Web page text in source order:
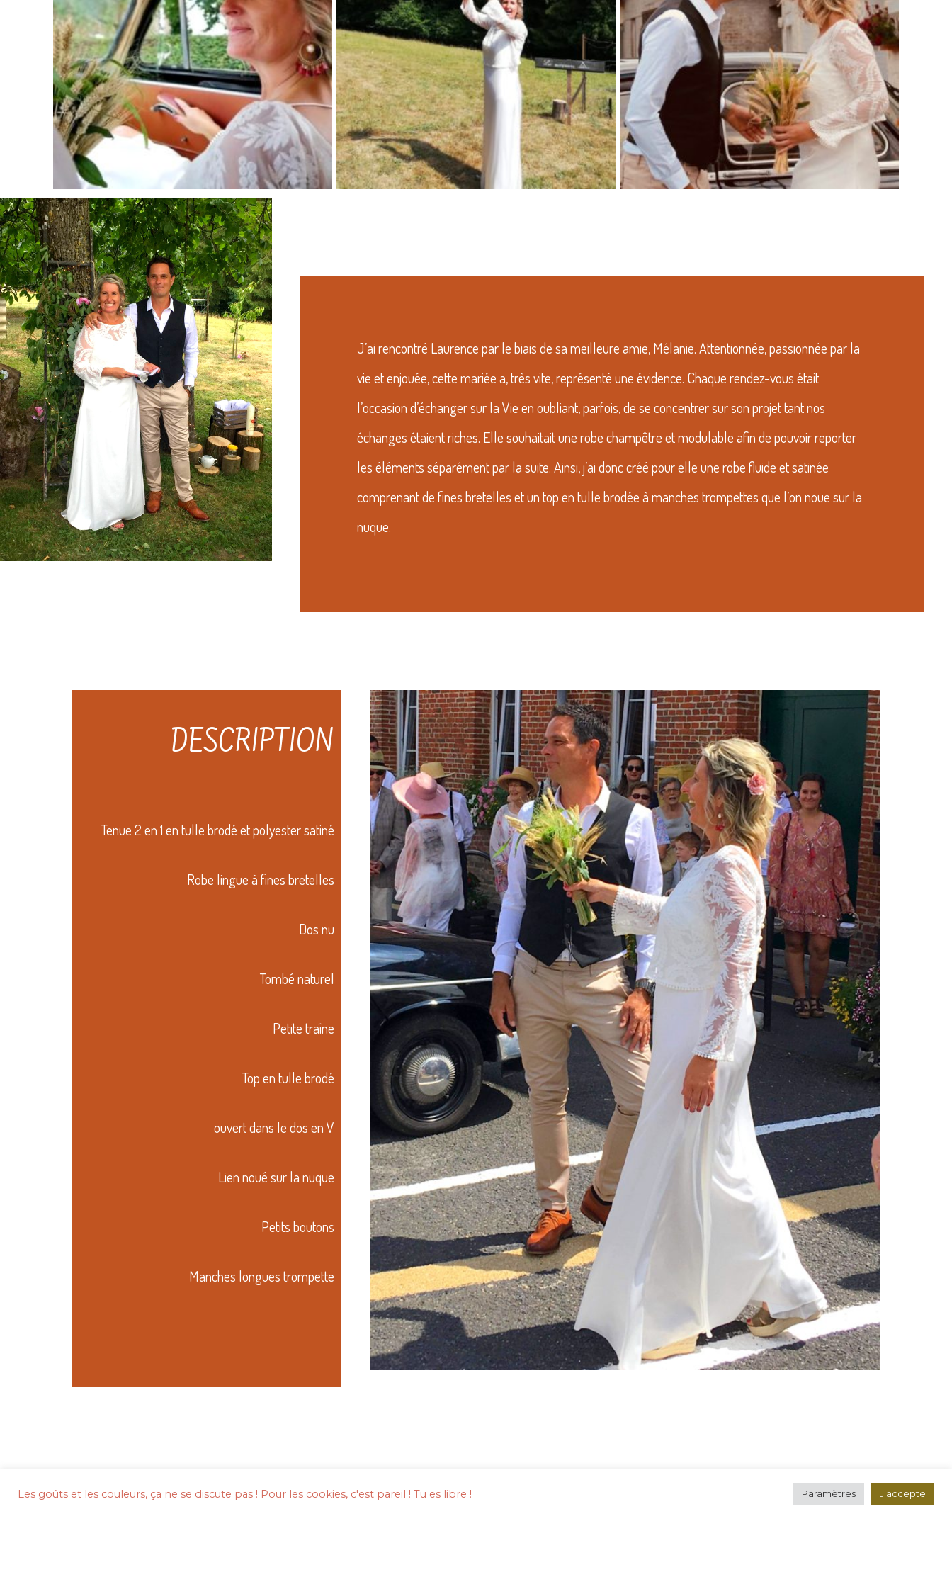
J’ai rencontré Laurence par le biais de sa meilleure amie, Mélanie. Attentionnée, passionnée par la
vie et enjouée, cette mariée a, très vite, représenté une évidence. Chaque rendez-vous était
l’occasion d’échanger sur la Vie en oubliant, parfois, de se concentrer sur son projet tant nos
échanges étaient riches. Elle souhaitait une robe champêtre et modulable afin de pouvoir reporter
les éléments séparément par la suite. Ainsi, j’ai donc créé pour elle une robe fluide et satinée
comprenant de fines bretelles et un top en tulle brodée à manches trompettes que l’on noue sur la
nuque.
DESCRIPTION
Tenue 2 en 1 en tulle brodé et polyester satiné
Robe lingue à fines bretelles
Dos nu
Tombé naturel
Petite traîne
Top en tulle brodé
ouvert dans le dos en V
Lien noué sur la nuque
Petits boutons
Manches longues trompette
Les goûts et les couleurs, ça ne se discute pas ! Pour les cookies, c'est pareil ! Tu es libre ! Paramètres J'accepte